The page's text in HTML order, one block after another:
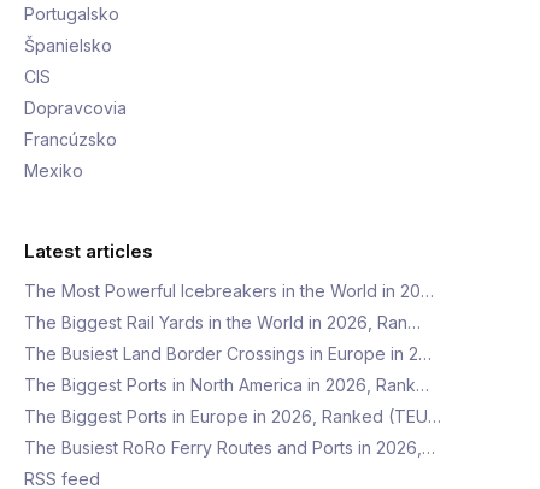
Portugalsko
Španielsko
CIS
Dopravcovia
Francúzsko
Mexiko
Latest articles
The Most Powerful Icebreakers in the World in 20…
The Biggest Rail Yards in the World in 2026, Ran…
The Busiest Land Border Crossings in Europe in 2…
The Biggest Ports in North America in 2026, Rank…
The Biggest Ports in Europe in 2026, Ranked (TEU…
The Busiest RoRo Ferry Routes and Ports in 2026,…
RSS feed